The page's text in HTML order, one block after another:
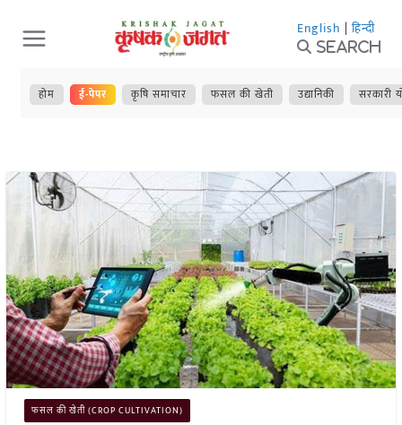
Skip
to
content
English | हिन्दी
Search
होम ई-पेपर कृषि समाचार फसल की खेती उद्यानिकी सरकारी
फसल की खेती (CROP CULTIVATION)